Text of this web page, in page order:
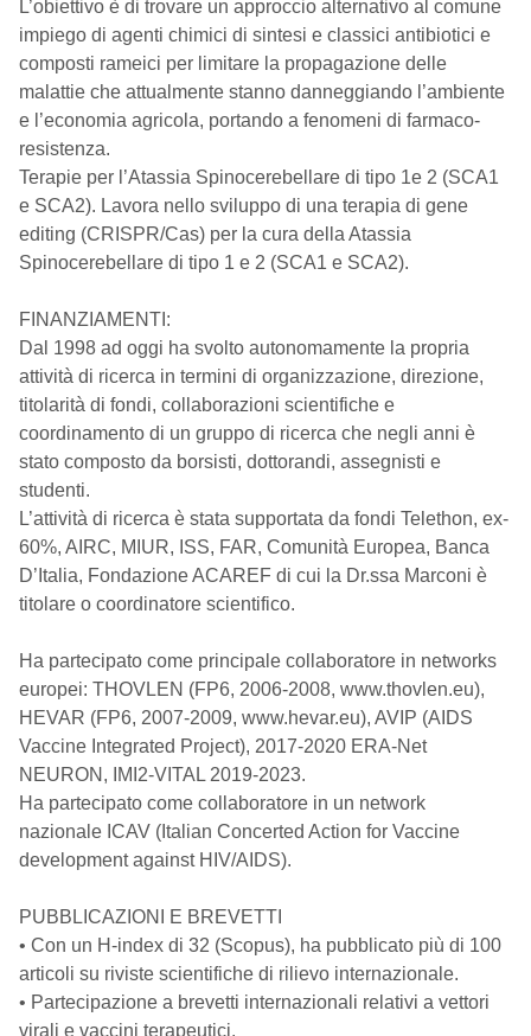
L’obiettivo è di trovare un approccio alternativo al comune
impiego di agenti chimici di sintesi e classici antibiotici e
composti rameici per limitare la propagazione delle
malattie che attualmente stanno danneggiando l’ambiente
e l’economia agricola, portando a fenomeni di farmaco-
resistenza.
Terapie per l’Atassia Spinocerebellare di tipo 1e 2 (SCA1
e SCA2). Lavora nello sviluppo di una terapia di gene
editing (CRISPR/Cas) per la cura della Atassia
Spinocerebellare di tipo 1 e 2 (SCA1 e SCA2).
FINANZIAMENTI:
Dal 1998 ad oggi ha svolto autonomamente la propria
attività di ricerca in termini di organizzazione, direzione,
titolarità di fondi, collaborazioni scientifiche e
coordinamento di un gruppo di ricerca che negli anni è
stato composto da borsisti, dottorandi, assegnisti e
studenti.
L’attività di ricerca è stata supportata da fondi Telethon, ex-
60%, AIRC, MIUR, ISS, FAR, Comunità Europea, Banca
D’Italia, Fondazione ACAREF di cui la Dr.ssa Marconi è
titolare o coordinatore scientifico.
Ha partecipato come principale collaboratore in networks
europei: THOVLEN (FP6, 2006-2008, www.thovlen.eu),
HEVAR (FP6, 2007-2009, www.hevar.eu), AVIP (AIDS
Vaccine Integrated Project), 2017-2020 ERA-Net
NEURON, IMI2-VITAL 2019-2023.
Ha partecipato come collaboratore in un network
nazionale ICAV (Italian Concerted Action for Vaccine
development against HIV/AIDS).
PUBBLICAZIONI E BREVETTI
• Con un H-index di 32 (Scopus), ha pubblicato più di 100
articoli su riviste scientifiche di rilievo internazionale.
• Partecipazione a brevetti internazionali relativi a vettori
virali e vaccini terapeutici.